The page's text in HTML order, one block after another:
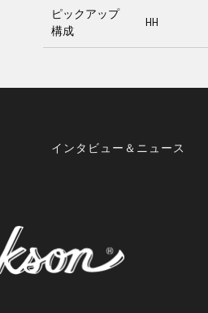
ピックアップ
構成
HH
インタビュー＆ニュース